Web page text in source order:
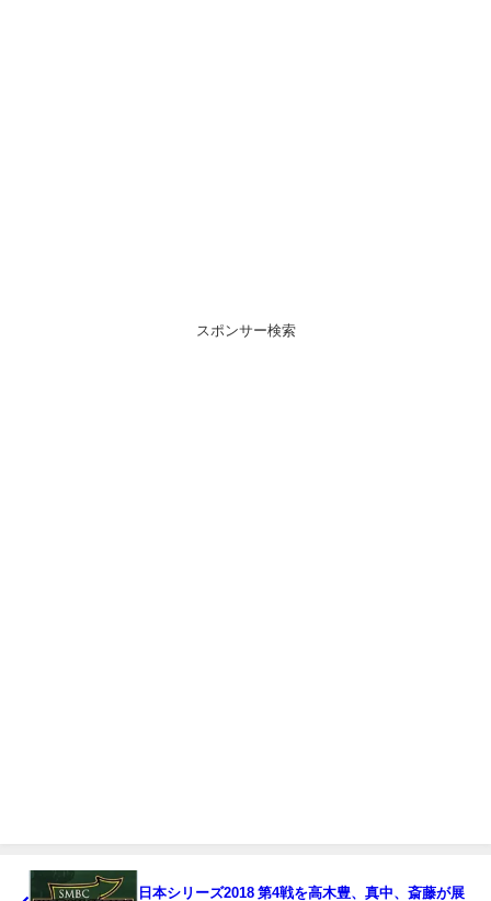
スポンサー検索
日本シリーズ2018 第4戦を高木豊、真中、斎藤が展